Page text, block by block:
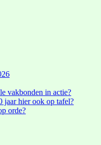
vakbonden in actie?
jaar hier ook op tafel?
orde?